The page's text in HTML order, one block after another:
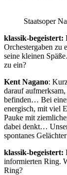
Staatsoper
klassik-begeistert:
Orchestergaben zu
seine kleinen
zu ein?
Kent Nagano:
darauf
befinden… Bei
energisch, mit viel
Pauke mit
dabei denkt…
spontanes
klassik-begeistert:
informierten Ring.
Ring?